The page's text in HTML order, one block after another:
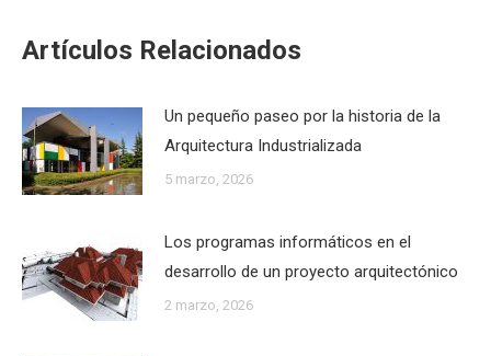
Artículos Relacionados
Un pequeño paseo por la historia de la
Arquitectura Industrializada
5 marzo, 2026
Los programas informáticos en el
desarrollo de un proyecto arquitectónico
2 marzo, 2026